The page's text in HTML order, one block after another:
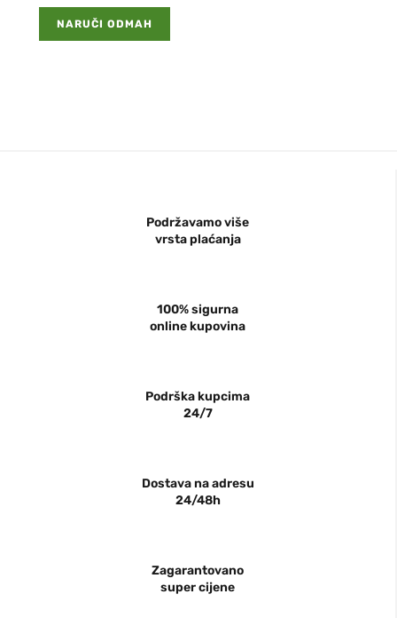
NARUČI ODMAH
Podržavamo više
vrsta plaćanja
100% sigurna
online kupovina
Podrška kupcima
24/7
Dostava na adresu
24/48h
Zagarantovano
super cijene